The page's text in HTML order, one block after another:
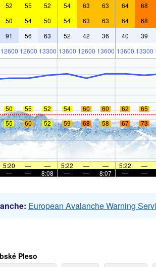
52 55 52 54 63 63 64 68
50 54 50 54 63 63 64 68
91 56 63 52 42 36 40 39
12600 12600 13300 13600 12600 13600 13600 13300
50 55 52 54 60 60 62 65
55 60 52 59 68 58 67 73
5:20 — — 5:22 — — 5:22 —
— — 8:08 — — 8:07 — —
European Avalanche Warning
Pleso